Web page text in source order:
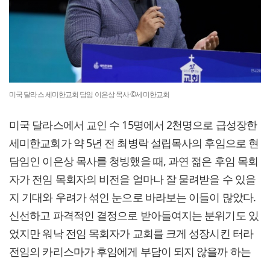
미국 달라스 세미한교회 담임 이은상 목사 ©세미한교회
미국 달라스에서 교인 수 15명에서 2천명으로 급성장한
세미한교회가 약 5년 전 최병락 설립목사의 후임으로 현
담임인 이은상 목사를 청빙했을 때, 과연 젊은 후임 목회
자가 전임 목회자의 비전을 얼마나 잘 물려받을 수 있을
지 기대와 우려가 섞인 눈으로 바라보는 이들이 많았다.
신선하고 파격적인 결정으로 받아들여지는 분위기도 있
었지만 워낙 전임 목회자가 교회를 크게 성장시킨 터라
전임의 카리스마가 후임에게 부담이 되지 않을까 하는